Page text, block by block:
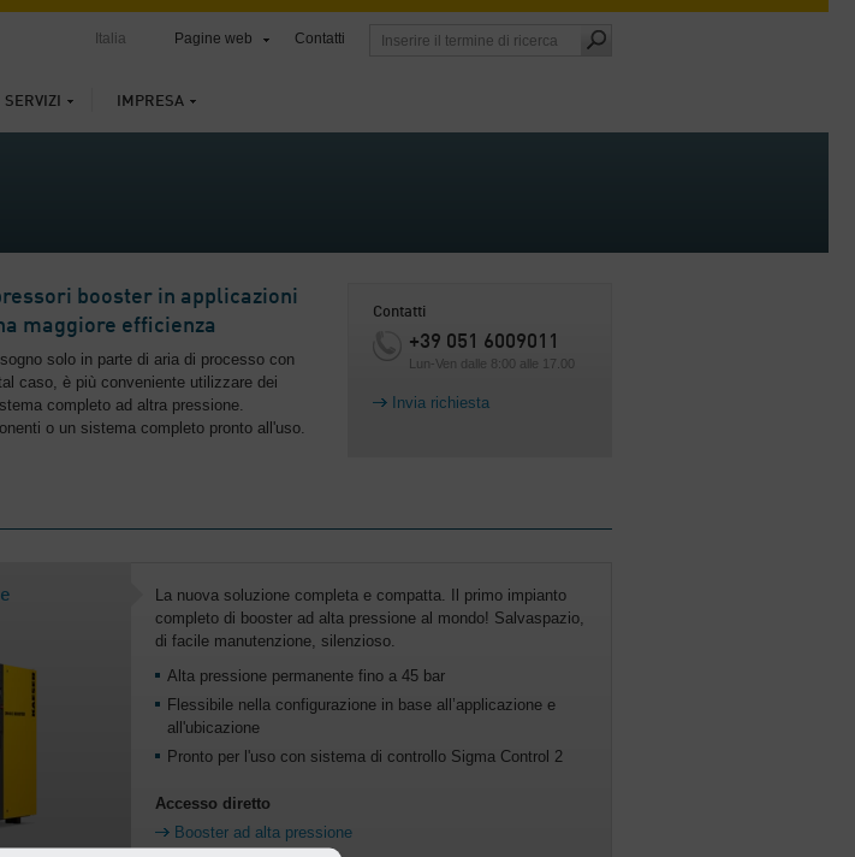
SERVIZI IMPRESA
Italia Pagine web Contatti
booster in applicazioni
maggiore efficienza
solo in parte di aria di processo con
caso, è più conveniente utilizzare dei
completo ad altra pressione.
o un sistema completo pronto all'uso.
Contatti
+39 051 6009011
Lun-Ven dalle 8:00 alle 17.00
Invia richiesta
La nuova soluzione completa e compatta. Il primo impianto
completo di booster ad alta pressione al mondo! Salvaspazio,
di facile manutenzione, silenzioso.
Alta pressione permanente fino a 45 bar
Flessibile nella configurazione in base all’applicazione e
all'ubicazione
Pronto per l'uso con sistema di controllo Sigma Control 2
Accesso diretto
Booster ad alta pressione